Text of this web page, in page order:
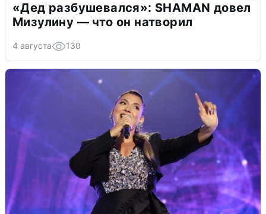
«Дед разбушевался»: SHAMAN довел
Мизулину — что он натворил
4 августа 130